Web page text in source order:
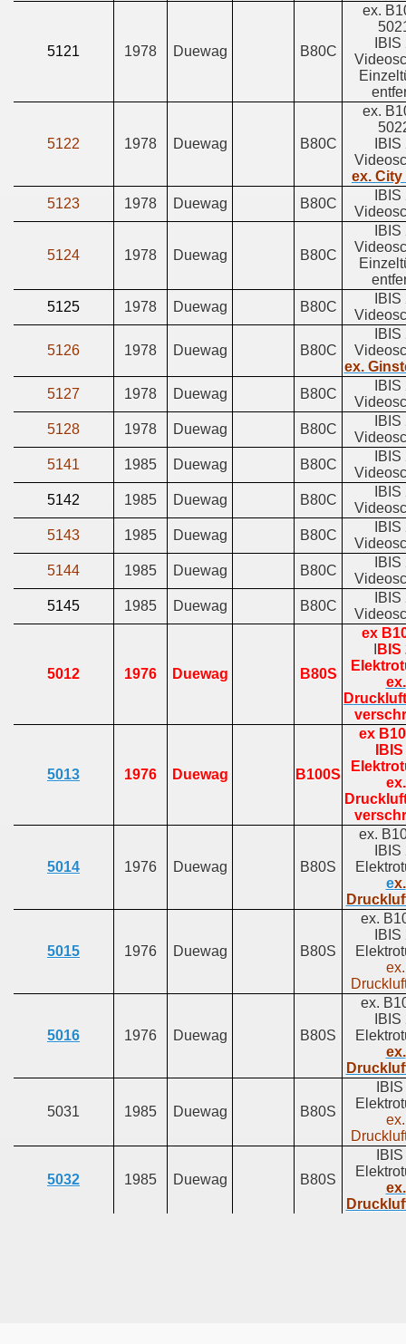
5121 1978 Duewag B80C
ex.
IBIS
5122 1978 Duewag B80C
ex.
IBIS
ex. City
5123
1978 Duewag B80C
IBIS
5124 1978 Duewag B80C
IBIS
5125
1978 Duewag B80C
IBIS
5126 1978 Duewag B80C
IBIS
ex.
5127
1978 Duewag B80C
IBIS
5128
1978 Duewag B80C
IBIS
5141
1985 Duewag B80C
IBIS
5142
1985 Duewag B80C
IBIS
5143
1985 Duewag B80C
IBIS
5144
1985 Duewag B80C
IBIS
5145
1985 Duewag B80C
IBIS
5012 1976 Duewag B80S
ex
BIS
ex.
5013 1976 Duewag B100S
ex
ex.
5014 1976 Duewag B80S
ex.
IBIS
ex.
5015 1976 Duewag B80S
ex.
IBIS
ex.
5016 1976 Duewag B80S
ex.
IBIS
ex.
5031 1985 Duewag B80S
ex.
5032 1985 Duewag B80S
ex.